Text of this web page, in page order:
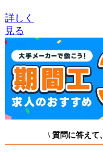
詳しく
見る
\ 質問に答えて、